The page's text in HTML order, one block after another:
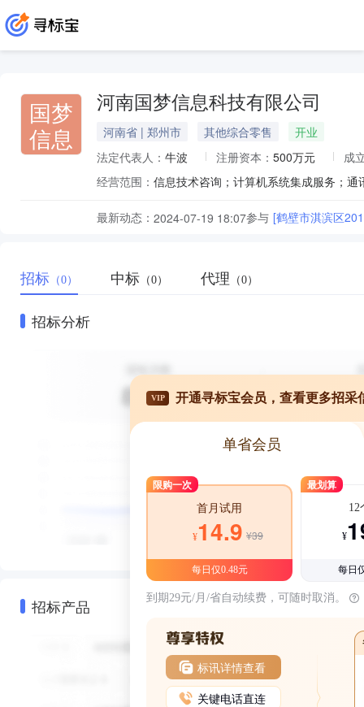
国梦
信息
河南国梦信息科技有限公司
河南省 | 郑州市 其他综合零售
开业
法定代表人： 牛波 注册资本： 500万元
成
经营范围：
最新动态： 2024-07-19 18:07参与 [鹤壁市淇滨区
招标 （0） 中标 （0） 代理 （0）
招标分析
招标产品
VIP 开通寻标宝会员，查看更多招采
单省会员
限购一次
首月试用
¥14.9 ¥39
每日仅0.48元
最划算
12
¥
每日
到期29元/月/省自动续费，可随时取消。
标讯详情查看
关键电话直连